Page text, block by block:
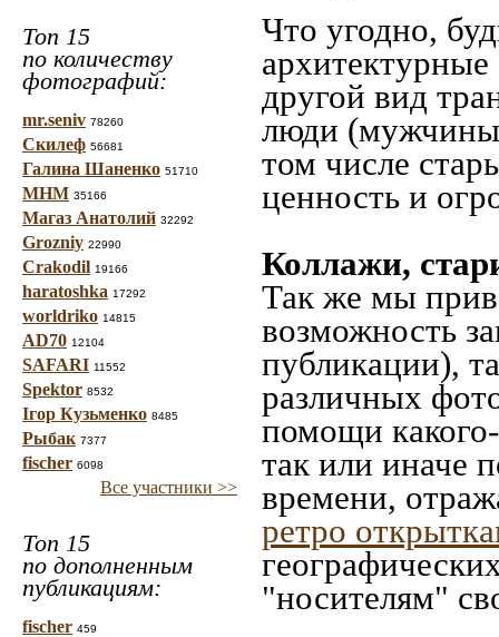
Топ 15
по количеству
фотографий:
mr.seniv 78260
Скилеф 56681
Галина Шаненко 51710
МНМ 35166
Магаз Анатолий 32292
Grozniy 22990
Crakodil 19166
haratoshka 17292
worldriko 14815
AD70 12104
SAFARI 11552
Spektor 8532
Ігор Кузьменко 8485
Рыбак 7377
fischer 6098
Все участники >>
Топ 15
по дополненным
публикациям:
fischer 459
Что угодно,
другой вид
люди
том числе
ценность и
Коллажи,
Так же мы
возможность
публикации),
различных
помощи
так или иначе
времени,
ретро
"носителям"